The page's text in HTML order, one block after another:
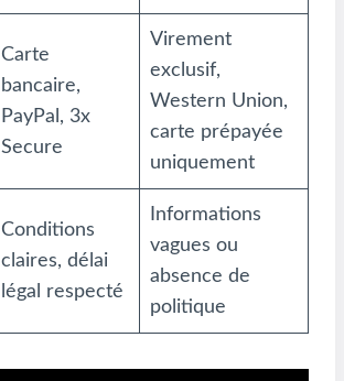
Carte
bancaire,
PayPal, 3x
Secure
Virement
exclusif,
Western Union,
carte prépayée
uniquement
Conditions
claires, délai
légal respecté
Informations
vagues ou
absence de
politique